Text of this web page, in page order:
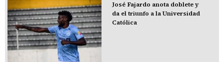
José Fajardo anota doblete y
da el triunfo a la Universidad
Católica